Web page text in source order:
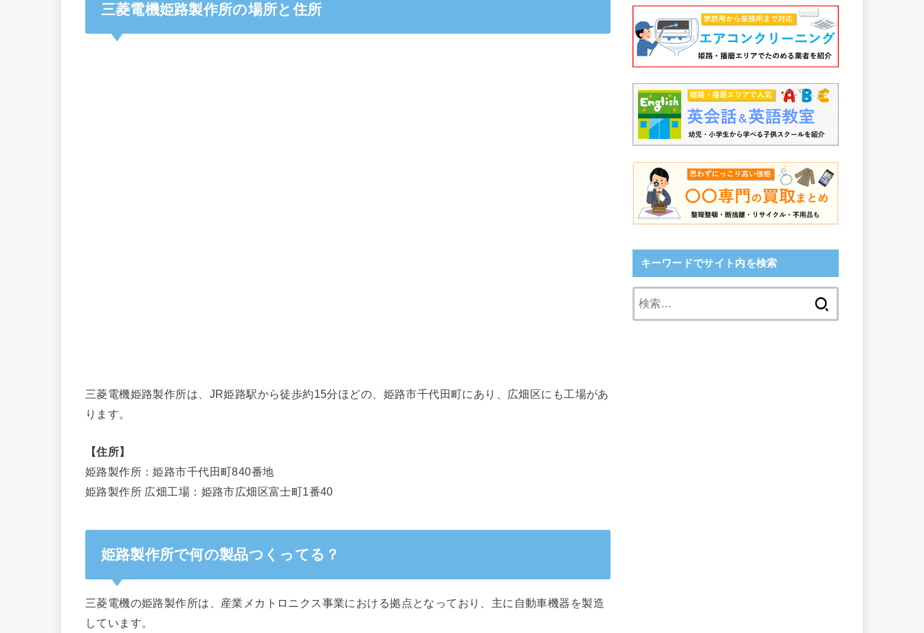
三菱電機姫路製作所の場所と住所
三菱電機姫路製作所は、JR姫路駅から徒歩約15分ほどの、姫路市千代田町にあり、広畑区にも工場があ
ります。
【住所】
姫路製作所：姫路市千代田町840番地
姫路製作所 広畑工場：姫路市広畑区富士町1番40
姫路製作所で何の製品つくってる？
三菱電機の姫路製作所は、産業メカトロニクス事業における拠点となっており、主に自動車機器を製造
しています。
キーワードでサイト内を検索